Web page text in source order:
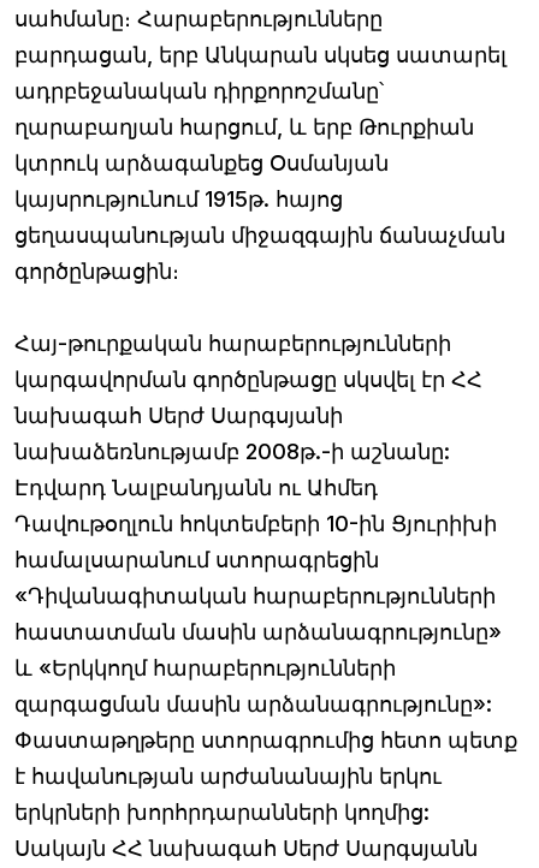
սահմանը։ Հարաբերությունները
բարդացան, երբ Անկարան սկսեց սատարել
ադրբեջանական դիրքորոշմանը՝
ղարաբաղյան հարցում, և երբ Թուրքիան
կտրուկ արձագանքեց Օսմանյան
կայսրությունում 1915թ. հայոց
ցեղասպանության միջազգային ճանաչման
գործընթացին։
Հայ-թուրքական հարաբերությունների
կարգավորման գործընթացը սկսվել էր ՀՀ
նախագահ Սերժ Սարգսյանի
նախաձեռնությամբ 2008թ.-ի աշնանը:
Էդվարդ Նալբանդյանն ու Ահմեդ
Դավութօղլուն հոկտեմբերի 10-ին Ցյուրիխի
համալսարանում ստորագրեցին
«Դիվանագիտական հարաբերությունների
հաստատման մասին արձանագրությունը»
և «Երկկողմ հարաբերությունների
զարգացման մասին արձանագրությունը»:
Փաստաթղթերը ստորագրումից հետո պետք
է հավանության արժանանային երկու
երկրների խորհրդարանների կողմից:
Սակայն ՀՀ նախագահ Սերժ Սարգսյանն